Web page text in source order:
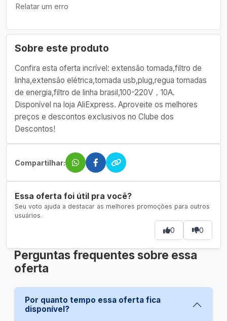
Sobre este produto
Confira esta oferta incrível: extensão tomada,filtro de
linha,extensão elétrica,tomada usb,plug,regua tomadas
de energia,filtro de linha brasil,100-220V，10A.
Disponível na loja AliExpress. Aproveite os melhores
preços e descontos exclusivos no Clube dos
Descontos!
Compartilhar:
Essa oferta foi útil pra você?
Seu voto ajuda a destacar as melhores promoções para outros
usuários.
0 0
Perguntas frequentes sobre essa
oferta
Por quanto tempo essa oferta fica
disponível?